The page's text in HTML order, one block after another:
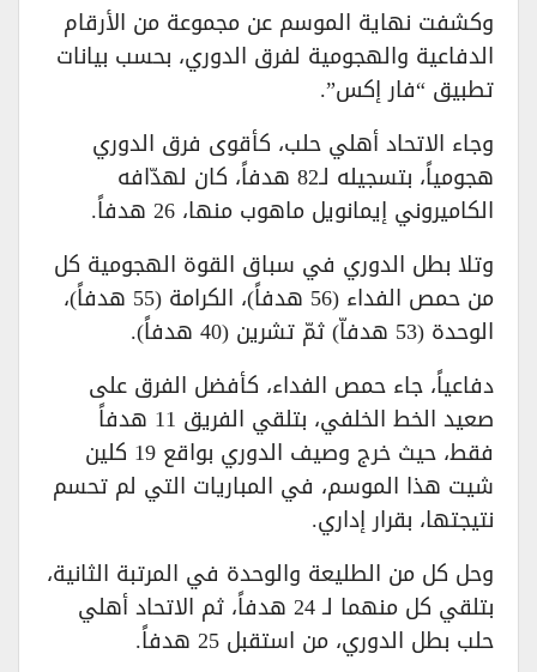
وكشفت نهاية الموسم عن مجموعة من الأرقام
الدفاعية والهجومية لفرق الدوري، بحسب بيانات
تطبيق “فار إكس”.
وجاء الاتحاد أهلي حلب، كأقوى فرق الدوري
هجومياً، بتسجيله لـ82 هدفاً، كان لهدّافه
الكاميروني إيمانويل ماهوب منها، 26 هدفاً.
وتلا بطل الدوري في سباق القوة الهجومية كل
من حمص الفداء (56 هدفاً)، الكرامة (55 هدفاً)،
الوحدة (53 هدفاّ) ثمّ تشرين (40 هدفاً).
دفاعياً، جاء حمص الفداء، كأفضل الفرق على
صعيد الخط الخلفي، بتلقي الفريق 11 هدفاً
فقط، حيث خرج وصيف الدوري بواقع 19 كلين
شيت هذا الموسم، في المباريات التي لم تحسم
نتيجتها، بقرار إداري.
وحل كل من الطليعة والوحدة في المرتبة الثانية،
بتلقي كل منهما لـ 24 هدفاً، ثم الاتحاد أهلي
حلب بطل الدوري، من استقبل 25 هدفاً.